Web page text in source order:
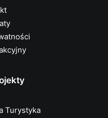
Turystyka